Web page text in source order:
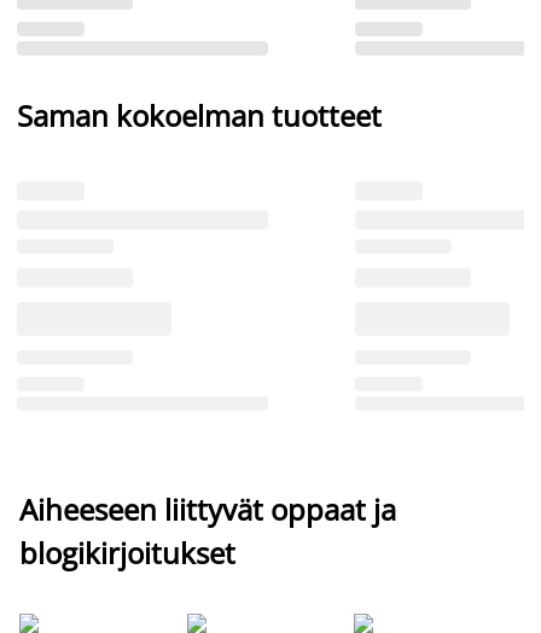
Saman kokoelman tuotteet
Aiheeseen liittyvät oppaat ja
blogikirjoitukset